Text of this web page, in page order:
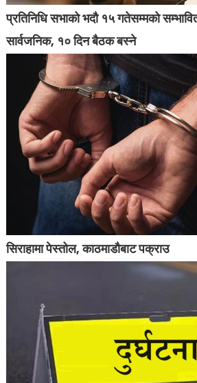
प्रतिनिधि सभाको भदौ १५ गतेसम्मको
सार्वजनिक, १० दिन बैठक बस्ने
सिराहामा पेस्तोल, काठमाडौबाट पक्राउ